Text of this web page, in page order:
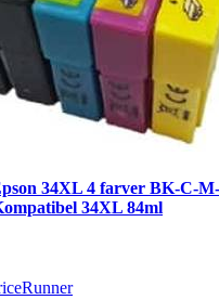
34XL 4 farver BK-C-
34XL 84ml